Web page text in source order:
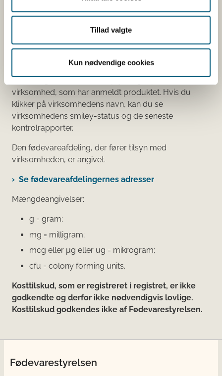
Tillad valgte
Kun nødvendige cookies
Tilsætningsstoffer og aromaer.
Øvrige ingredienser.
Du kan som forbruger læse mere om kosttilskud
Du kan også finde kontaktoplysninger på den
virksomhed, som har anmeldt produktet. Hvis du
klikker på virksomhedens navn, kan du se
virksomhedens smiley-status og de seneste
kontrolrapporter.
Den fødevareafdeling, der fører tilsyn med
virksomheden, er angivet.
Se fødevareafdelingernes adresser
Mængdeangivelser:
g = gram;
mg = milligram;
mcg eller μg eller ug = mikrogram;
cfu = colony forming units.
Kosttilskud, som er registreret i registret, er ikke
godkendte og derfor ikke nødvendigvis lovlige.
Kosttilskud godkendes ikke af Fødevarestyrelsen.
Fødevarestyrelsen